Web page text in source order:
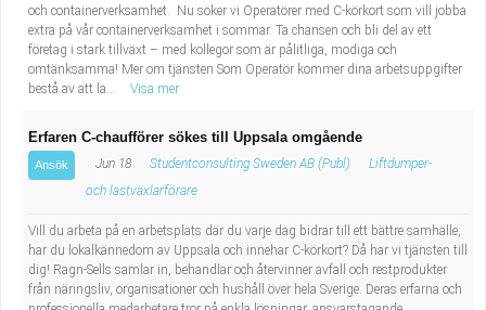
och containerverksamhet. Nu söker vi Operatörer med C-körkort som vill jobba
extra på vår containerverksamhet i sommar. Ta chansen och bli del av ett
företag i stark tillväxt – med kollegor som är pålitliga, modiga och
omtänksamma! Mer om tjänsten Som Operatör kommer dina arbetsuppgifter
bestå av att la...
Visa mer
Erfaren C-chaufförer sökes till Uppsala omgående
Ansök Jun 18 Studentconsulting Sweden AB (Publ)
Liftdumper-
och lastväxlarförare
Vill du arbeta på en arbetsplats där du varje dag bidrar till ett bättre samhälle,
har du lokalkännedom av Uppsala och innehar C-körkort? Då har vi tjänsten till
dig! Ragn-Sells samlar in, behandlar och återvinner avfall och restprodukter
från näringsliv, organisationer och hushåll över hela Sverige. Deras erfarna och